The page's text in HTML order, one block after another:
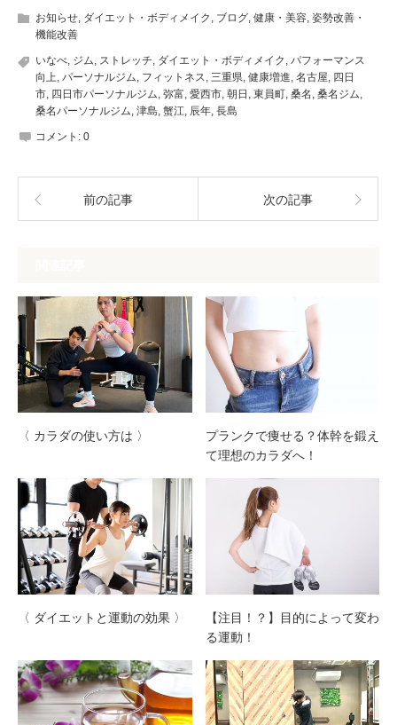
お知らせ ダイエット・ボディメイク ブログ 健康・美容 姿勢改善・
機能改善
いなべ ジム ストレッチ ダイエット・ボディメイク
パフォーマンス
向上 パーソナルジム フィットネス 三重県 健康増進 名古屋 四日
市 四日市パーソナルジム 弥富 愛西市 朝日 東員町 桑名 桑名ジム
桑名パーソナルジム 津島 蟹江 辰年 長島
コメント: 0
前の記事 次の記事
〈 カラダの使い方は 〉
プランクで痩せる？体幹を鍛え
て理想のカラダへ！
〈 ダイエットと運動の効果 〉
【注目！？】目的によって変わ
る運動！